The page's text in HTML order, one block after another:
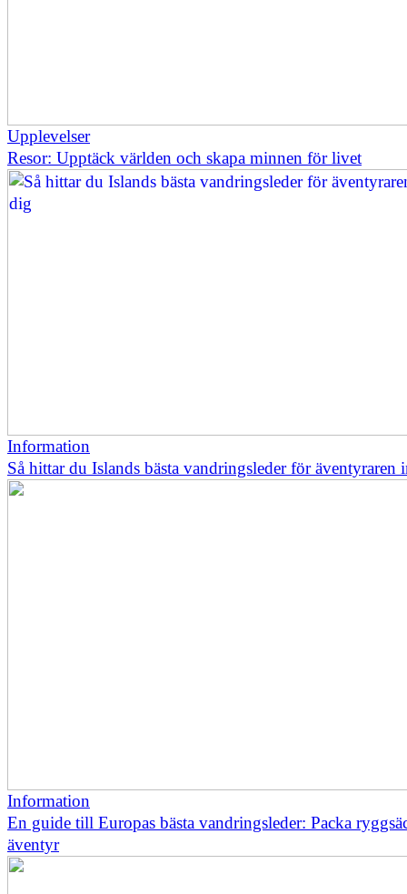
Upplevelser
Resor: Upptäck världen och skapa minnen för livet
Information
Så hittar du Islands bästa vandringsleder för äventyraren
Information
En guide till Europas bästa vandringsleder: Packa
äventyr